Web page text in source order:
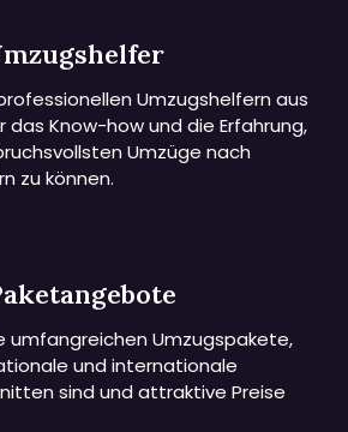
Umzugshelfern aus
Know-how und die Erfahrung,
Umzüge nach
zu können.
umfangreichen Umzugspakete,
und internationale
sind und attraktive Preise